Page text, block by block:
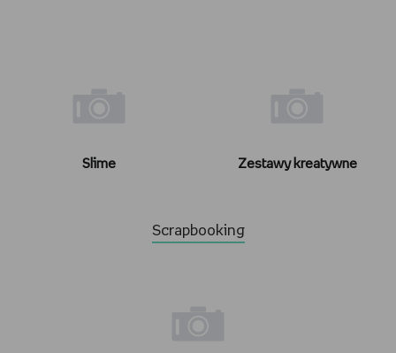
Slime Zestawy kreatywne
Scrapbooking